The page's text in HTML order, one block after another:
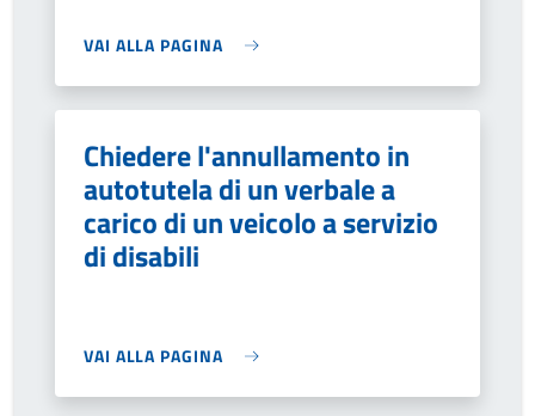
VAI ALLA PAGINA
Chiedere l'annullamento in
autotutela di un verbale a
carico di un veicolo a servizio
di disabili
VAI ALLA PAGINA